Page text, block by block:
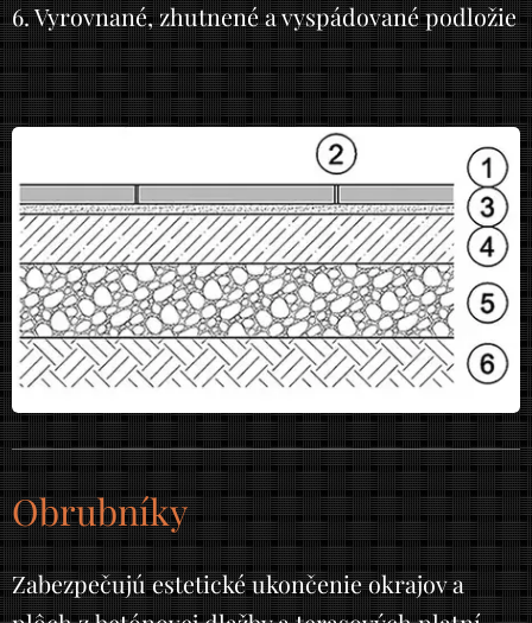
6. Vyrovnané, zhutnené a vyspádované podložie
Obrubníky
Zabezpečujú estetické ukončenie okrajov a